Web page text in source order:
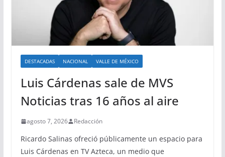
DESTACADAS NACIONAL VALLE DE MÉXICO
Luis Cárdenas sale de MVS
Noticias tras 16 años al aire
agosto 7, 2026 Redacción
Ricardo Salinas ofreció públicamente un espacio para
Luis Cárdenas en TV Azteca, un medio que